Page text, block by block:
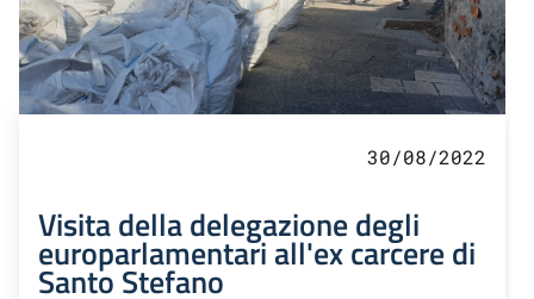
30/08/2022
Visita della delegazione degli
europarlamentari all'ex carcere di
Santo Stefano